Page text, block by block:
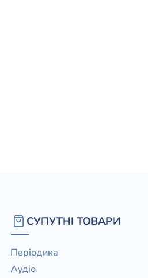
СУПУТНІ ТОВАРИ
Періодика
Аудіо